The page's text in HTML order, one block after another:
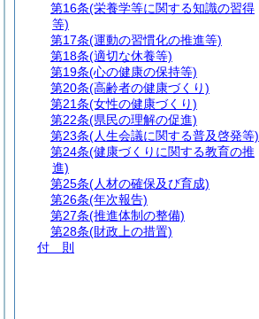
第16条(栄養学等に関する知識の習得
等)
第17条(運動の習慣化の推進等)
第18条(適切な休養等)
第19条(心の健康の保持等)
第20条(高齢者の健康づくり)
第21条(女性の健康づくり)
第22条(県民の理解の促進)
第23条(人生会議に関する普及啓発等)
第24条(健康づくりに関する教育の推
進)
第25条(人材の確保及び育成)
第26条(年次報告)
第27条(推進体制の整備)
第28条(財政上の措置)
付 則